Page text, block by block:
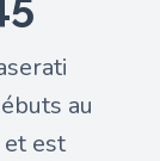
au
est